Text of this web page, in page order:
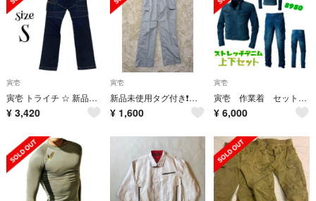
寅壱
寅壱 トライチ ☆ 新品未使用品 デニムパンツ 【S】カーゴパンツ
¥ 3,420
寅壱
新品未使用タグ付き❗寅壱ワークパンツ W82
¥ 1,600
寅壱
寅壱 作業着 セットアップ
¥ 6,000